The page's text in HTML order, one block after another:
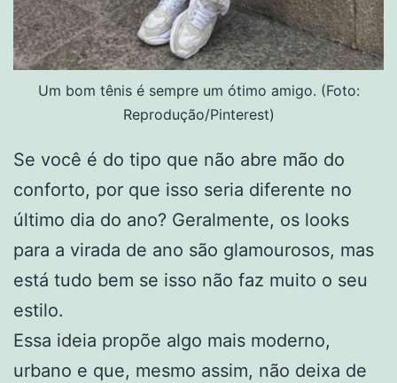
Um bom tênis é sempre um ótimo amigo. (Foto:
Reprodução/Pinterest)
Se você é do tipo que não abre mão do
conforto, por que isso seria diferente no
último dia do ano? Geralmente, os looks
para a virada de ano são glamourosos, mas
está tudo bem se isso não faz muito o seu
estilo.
Essa ideia propõe algo mais moderno,
urbano e que, mesmo assim, não deixa de